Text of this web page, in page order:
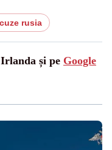
rusia
și pe Google